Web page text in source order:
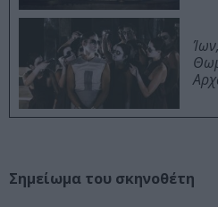
Σημείωμα του σκηνοθέτη